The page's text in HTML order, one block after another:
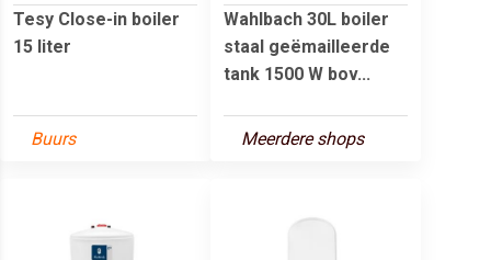
Tesy Close-in boiler
15 liter
Buurs
Wahlbach 30L boiler
staal geëmailleerde
tank 1500 W bov...
Meerdere shops